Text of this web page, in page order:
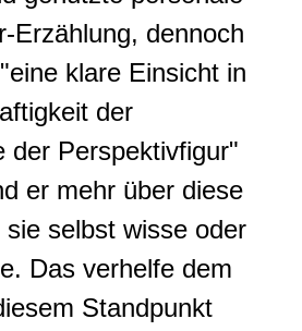
Erzählung, dennoch
klare Einsicht in
der
der Perspektivfigur"
er mehr über diese
selbst wisse oder
Das verhelfe dem
Standpunkt